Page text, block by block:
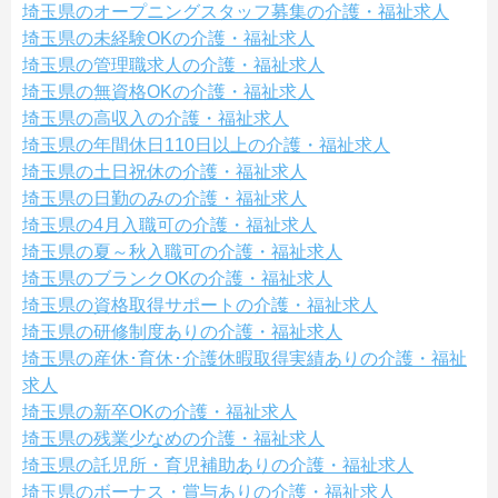
埼玉県のオープニングスタッフ募集の介護・福祉求人
埼玉県の未経験OKの介護・福祉求人
埼玉県の管理職求人の介護・福祉求人
埼玉県の無資格OKの介護・福祉求人
埼玉県の高収入の介護・福祉求人
埼玉県の年間休日110日以上の介護・福祉求人
埼玉県の土日祝休の介護・福祉求人
埼玉県の日勤のみの介護・福祉求人
埼玉県の4月入職可の介護・福祉求人
埼玉県の夏～秋入職可の介護・福祉求人
埼玉県のブランクOKの介護・福祉求人
埼玉県の資格取得サポートの介護・福祉求人
埼玉県の研修制度ありの介護・福祉求人
埼玉県の産休･育休･介護休暇取得実績ありの介護・福祉
求人
埼玉県の新卒OKの介護・福祉求人
埼玉県の残業少なめの介護・福祉求人
埼玉県の託児所・育児補助ありの介護・福祉求人
埼玉県のボーナス・賞与ありの介護・福祉求人